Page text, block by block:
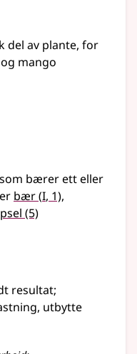
del av plante, for
mango
bærer ett eller
bær(1
I, 1),
(5)
resultat;
utbytte